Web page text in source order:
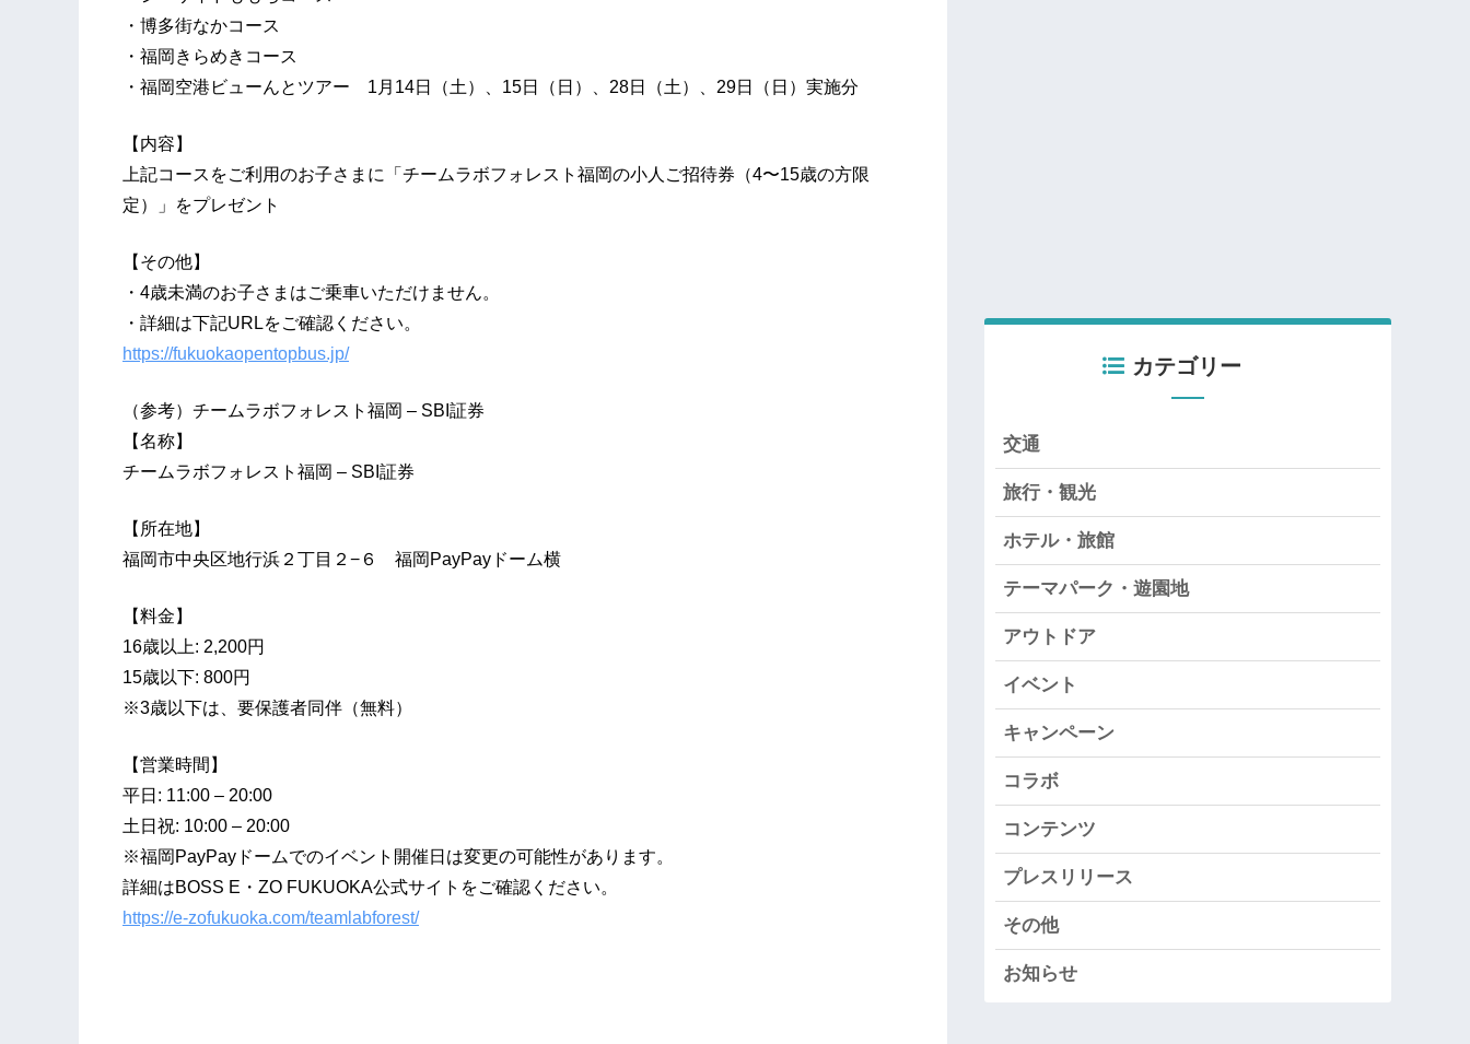
・博多街なかコース
・福岡きらめきコース
・福岡空港ビューんとツアー 1月14日（土）、15日（日）、28日（土）、29日（日）実施分
【内容】
上記コースをご利用のお子さまに「チームラボフォレスト福岡の小人ご招待券（4〜15歳の方限
定）」をプレゼント
【その他】
・4歳未満のお子さまはご乗車いただけません。
・詳細は下記URLをご確認ください。
https://fukuokaopentopbus.jp/
（参考）チームラボフォレスト福岡 – SBI証券
【名称】
チームラボフォレスト福岡 – SBI証券
【所在地】
福岡市中央区地行浜２丁目２−６ 福岡PayPayドーム横
【料金】
16歳以上: 2,200円
15歳以下: 800円
※3歳以下は、要保護者同伴（無料）
【営業時間】
平日: 11:00 – 20:00
土日祝: 10:00 – 20:00
※福岡PayPayドームでのイベント開催日は変更の可能性があります。
詳細はBOSS E・ZO FUKUOKA公式サイトをご確認ください。
https://e-zofukuoka.com/teamlabforest/
カテゴリー
交通
旅行・観光
ホテル・旅館
テーマパーク・遊園地
アウトドア
イベント
キャンペーン
コラボ
コンテンツ
プレスリリース
その他
お知らせ